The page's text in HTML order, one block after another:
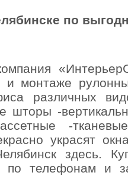
по
и монтаже
различных
шторы -
-
украсят
здесь.
телефонам и